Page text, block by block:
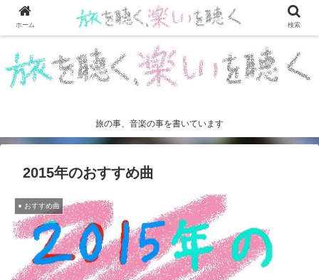
旅の事、音楽の事を書いています
2015年のおすすめ曲
● おすすめ曲
ホーム 検索